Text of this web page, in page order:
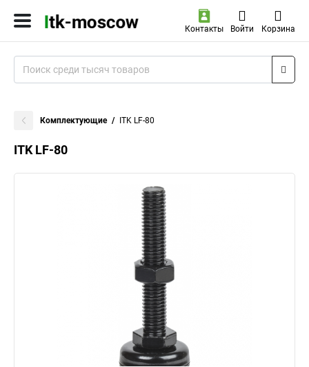
Контакты Войти Корзина
Комплектующие ITK LF-80
ITK LF-80